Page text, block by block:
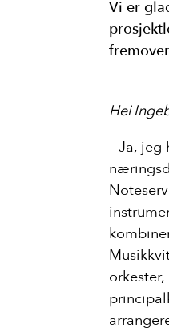
Vi er
Hei
– Ja,